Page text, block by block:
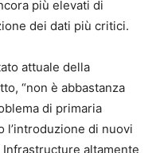
più elevati di
dei dati più critici.
attuale della
“non è abbastanza
di primaria
l’introduzione di nuovi
altamente